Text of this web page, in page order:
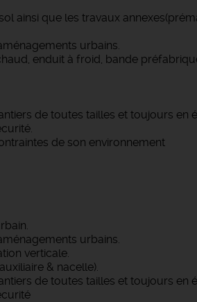
ainsi que les travaux
urbains.
enduit à froid, bande
de toutes tailles et toujours en
de son environnement
urbains.
verticale.
& nacelle).
de toutes tailles et toujours en